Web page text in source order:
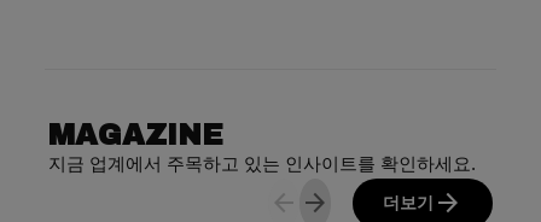
MAGAZINE
지금 업계에서 주목하고 있는 인사이트를 확인하세요.
arrow_back arrow_forward 더보기 arrow_forward